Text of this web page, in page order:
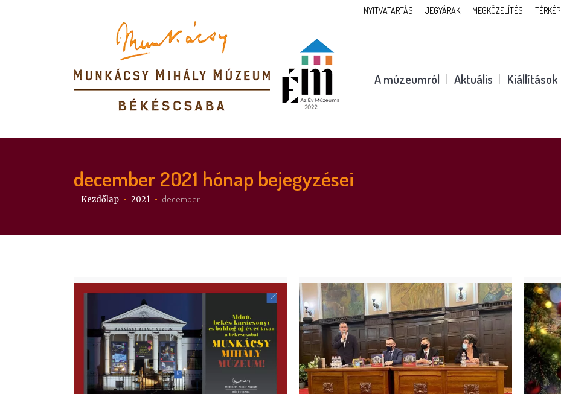
NYITVATARTÁS JEGYÁRAK MEGKÖZELÍTÉS TÉRKÉP
A múzeumról Aktuális Kiállítások
december 2021 hónap bejegyzései
Itt vagy:
Kezdőlap 2021 december